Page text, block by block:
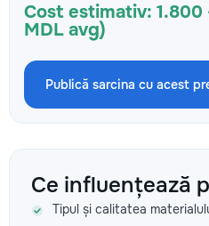
Cost estimativ: 1.800
MDL avg)
Publică sarcina cu acest
Ce influențează
Tipul și calitatea